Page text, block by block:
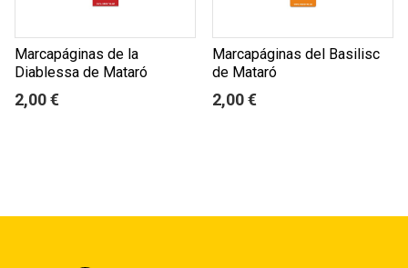
Marcapáginas de la
Diablessa de Mataró
2,00 €
Marcapáginas del Basilisc
de Mataró
2,00 €